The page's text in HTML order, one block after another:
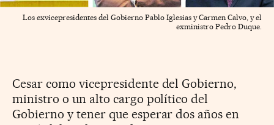
Los exvicepresidentes del Gobierno Pablo Iglesias y Carmen Calvo, y el
exministro Pedro Duque.
Cesar como vicepresidente del Gobierno,
ministro o un alto cargo político del
Gobierno y tener que esperar dos años en